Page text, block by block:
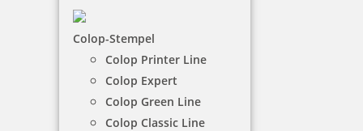
Colop-Stempel
Colop Printer Line
Colop Expert
Colop Green Line
Colop Classic Line
Hier finden Sie Trodat Stempel, welche Sie mit
Ihrem individuellen Text versehen können. Die
Textstempel sind perfekt für den Büroalltag, im
Verein oder im privaten Bereich. Mit ihnen kann
man ganz schnell und unkompliziert Adressen, das
Firmenlogo und vieles mehr abdrucken.